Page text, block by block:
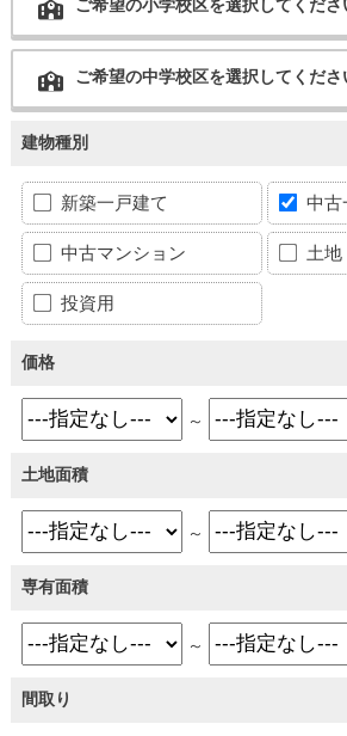
ご希望の小学校区を選択してくださ
ご希望の中学校区を選択してくださ
建物種別
新築一戸建て 中古
中古マンション 土地
投資用
価格
～
土地面積
～
専有面積
～
間取り